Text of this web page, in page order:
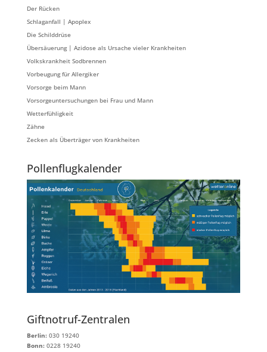
Der Rücken
Schlaganfall | Apoplex
Die Schilddrüse
Übersäuerung | Azidose als Ursache vieler Krankheiten
Volkskrankheit Sodbrennen
Vorbeugung für Allergiker
Vorsorge beim Mann
Vorsorgeuntersuchungen bei Frau und Mann
Wetterfühligkeit
Zähne
Zecken als Überträger von Krankheiten
Pollenflugkalender
Giftnotruf-Zentralen
Berlin:030 19240
Bonn:0228 19240